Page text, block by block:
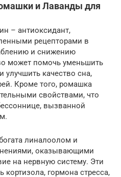
и Лаванды для
– антиоксидант,
рецепторами в
и снижению
может помочь уменьшить
улучшить качество сна,
Кроме того, ромашка
свойствами, что
вызванной
линалоолом и
оказывающими
на нервную систему. Эти
гормона стресса,